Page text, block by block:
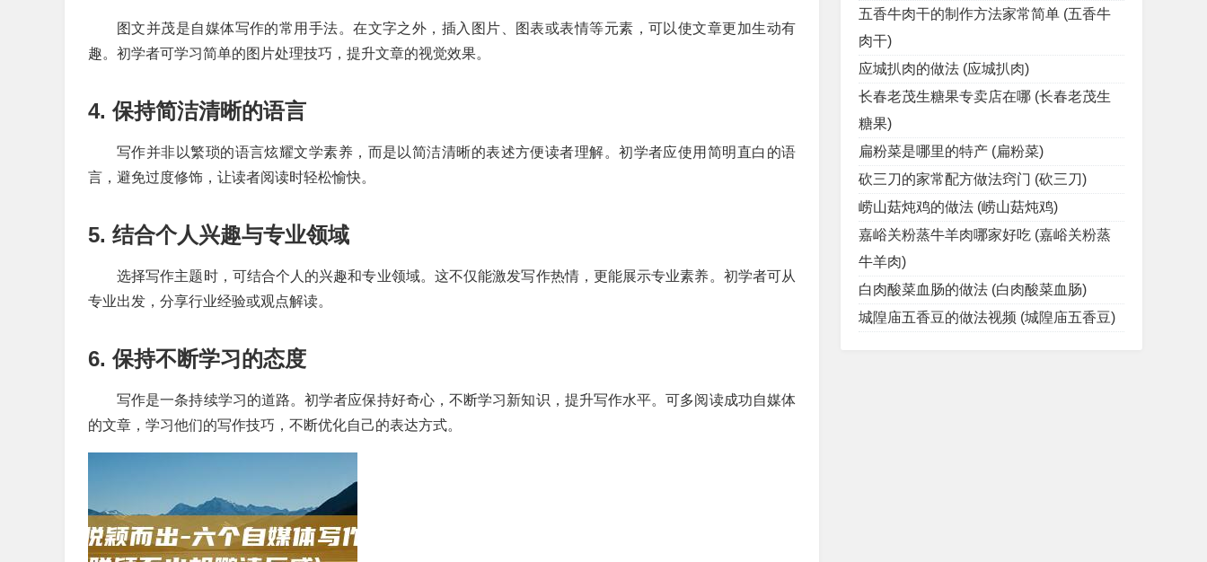
图文并茂是自媒体写作的常用手法。在文字之外，插入图片、图表或表情等元素，可以使文章更加生动有
趣。初学者可学习简单的图片处理技巧，提升文章的视觉效果。
4. 保持简洁清晰的语言
写作并非以繁琐的语言炫耀文学素养，而是以简洁清晰的表述方便读者理解。初学者应使用简明直白的语
言，避免过度修饰，让读者阅读时轻松愉快。
5. 结合个人兴趣与专业领域
选择写作主题时，可结合个人的兴趣和专业领域。这不仅能激发写作热情，更能展示专业素养。初学者可从
专业出发，分享行业经验或观点解读。
6. 保持不断学习的态度
写作是一条持续学习的道路。初学者应保持好奇心，不断学习新知识，提升写作水平。可多阅读成功自媒体
的文章，学习他们的写作技巧，不断优化自己的表达方式。
五香牛肉干的制作方法家常简单 (五香牛
肉干)
应城扒肉的做法 (应城扒肉)
长春老茂生糖果专卖店在哪 (长春老茂生
糖果)
扁粉菜是哪里的特产 (扁粉菜)
砍三刀的家常配方做法窍门 (砍三刀)
崂山菇炖鸡的做法 (崂山菇炖鸡)
嘉峪关粉蒸牛羊肉哪家好吃 (嘉峪关粉蒸
牛羊肉)
白肉酸菜血肠的做法 (白肉酸菜血肠)
城隍庙五香豆的做法视频 (城隍庙五香豆)